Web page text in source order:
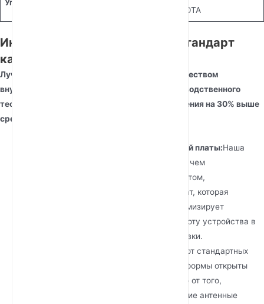
Управление
FOTA
Инженерное превосходство: стандарт
качества Junhaoyue
Лучший 4G маршрутизатор определяется качеством
внутренней сборки, где протокол 100% производственного
тестирования гарантирует процент прохождения на 30% выше
среднего по отрасли.
Оптимизированная компоновка печатной платы:Наша
команда инженеров, обладающая более чем
десятилетним специализированным опытом,
разрабатывает компоновку печатных плат, которая
минимизирует шумовые помехи и максимизирует
теплоотвод, обеспечивая надежную работу устройства в
условиях круглосуточной высокой нагрузки.
В отличие от стандартных
розничных маршрутизаторов, наши платформы открыты
для глубокой кастомизации. Независимо от того,
требуются ли вам специфические внешние антенные